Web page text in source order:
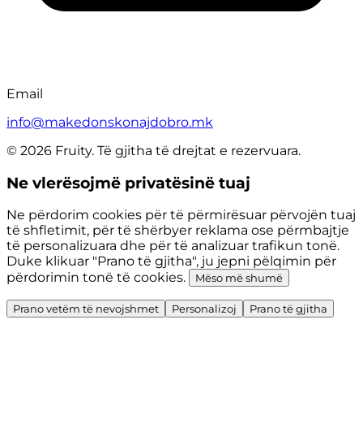
Email
info@makedonskonajdobro.mk
© 2026 Fruity. Të gjitha të drejtat e rezervuara.
Ne vlerësojmë privatësinë tuaj
Ne përdorim cookies për të përmirësuar përvojën tuaj
të shfletimit, për të shërbyer reklama ose përmbajtje
të personalizuara dhe për të analizuar trafikun tonë.
Duke klikuar "Prano të gjitha", ju jepni pëlqimin për
përdorimin tonë të cookies.
Mëso më shumë
Prano vetëm të nevojshmet Personalizoj Prano të gjitha